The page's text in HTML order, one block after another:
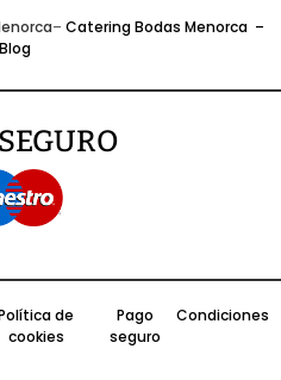
– Catering Bodas Menorca –
Blog
de
cookies
Pago
seguro
Condiciones